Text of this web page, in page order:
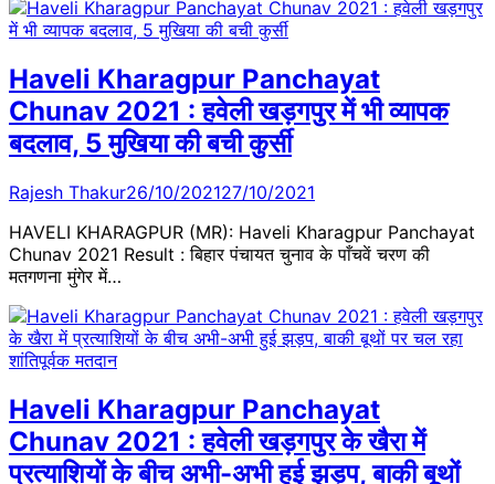
Haveli Kharagpur Panchayat
Chunav 2021 : हवेली खड़गपुर में भी व्यापक
बदलाव, 5 मुखिया की बची कुर्सी
Rajesh Thakur26/10/202127/10/2021
HAVELI KHARAGPUR (MR): Haveli Kharagpur Panchayat
Chunav 2021 Result : बिहार पंचायत चुनाव के पाँचवें चरण की
मतगणना मुंगेर में…
Haveli Kharagpur Panchayat
Chunav 2021 : हवेली खड़गपुर के खैरा में
प्रत्याशियों के बीच अभी-अभी हुई झड़प, बाकी बूथों